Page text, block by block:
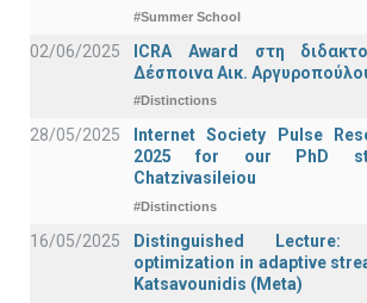
#Summer School
02/06/2025
ICRA Award στη
Δέσποινα Αικ.
#Distinctions
28/05/2025
Internet Society Pulse
2025 for our PhD
Chatzivasileiou
#Distinctions
16/05/2025
Distinguished
optimization in adaptive
Katsavounidis (Meta)